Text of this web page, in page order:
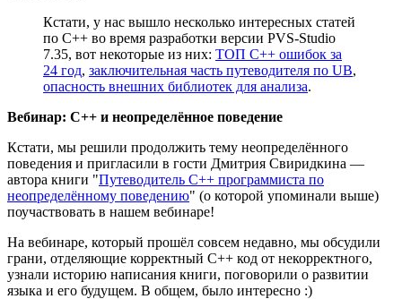
Кстати, у нас вышло несколько интересных статей
по C++ во время разработки версии PVS-Studio
7.35, вот некоторые из них: ТОП C++ ошибок за
24 год, заключительная часть путеводителя по UB,
опасность внешних библиотек для анализа.
Вебинар: C++ и неопределённое поведение
Кстати, мы решили продолжить тему неопределённого
поведения и пригласили в гости Дмитрия Свиридкина —
автора книги "Путеводитель C++ программиста по
неопределённому поведению" (о которой упоминали выше)
поучаствовать в нашем вебинаре!
На вебинаре, который прошёл совсем недавно, мы обсудили
грани, отделяющие корректный C++ код от некорректного,
узнали историю написания книги, поговорили о развитии
языка и его будущем. В общем, было интересно :)